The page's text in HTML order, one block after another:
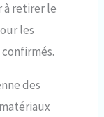
Les
Le
aux
est
la
votre
à retirer le
les
des